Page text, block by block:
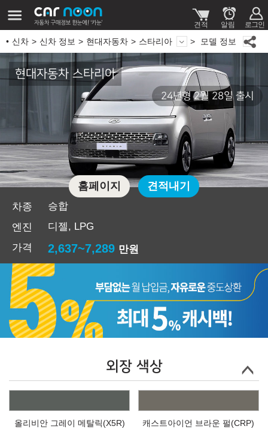
신차 신차 정보 현대자동차 스타리아 모델 정보
현대자동차 스타리아
24년형 2월 28일 출시
차종
승합
엔진
디젤, LPG
가격
2,637~7,289 만원
홈페이지 견적내기
외장 색상
올리비안 그레이 메탈릭(X5R) 캐스트아이언 브라운 펄(CRP)